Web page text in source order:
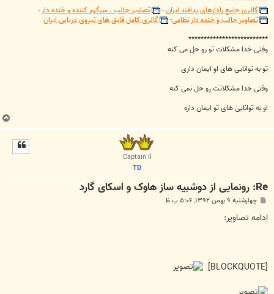
گالری جامع رادارهای پدافند ایران- تصاویر جالب ، سرگرم کننده و خنده دار -
تصاویر جالب و خنده دار نظامی-
گالری کامل قایق های نیروی دریایی ایران
**************************
وقتی خدا مشکلات تو رو حل می کنه
تو به توانایی های او ایمان داری
وقتی خدا مشکلاتت رو حل نمی کنه
او به توانایی های تو ایمان داره
Captain II
TD
Re: رونمایی از دوشبیه ساز هاوک و اسکای گارد
س
ت
چهارشنبه ۹ بهمن ۱۳۹۲, ۵:۰۶ ب.ظ
ادامه تصاویر:
[BLOCKQUOTE]